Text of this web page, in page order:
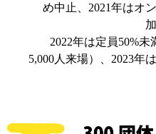
め中止、2021年はオ
2022年は定員50%未
5,000人来場）、2023年